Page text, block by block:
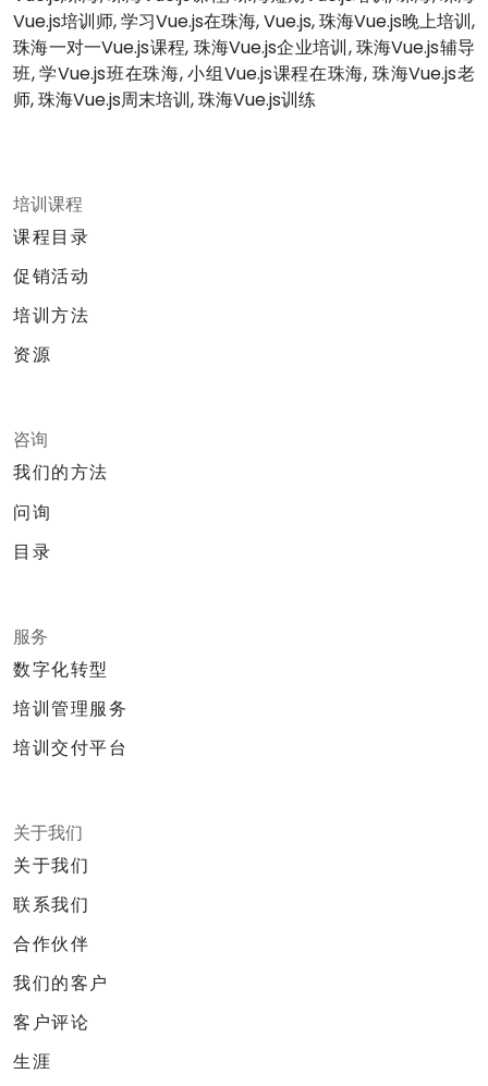
Vue.js培训师, 学习Vue.js在珠海, Vue.js, 珠海Vue.js晚上培训,
珠海一对一Vue.js课程, 珠海Vue.js企业培训, 珠海Vue.js辅导
班, 学Vue.js班在珠海, 小组Vue.js课程在珠海, 珠海Vue.js老
师, 珠海Vue.js周末培训, 珠海Vue.js训练
培训课程
课程目录
促销活动
培训方法
资源
咨询
我们的方法
问询
目录
服务
数字化转型
培训管理服务
培训交付平台
关于我们
关于我们
联系我们
合作伙伴
我们的客户
客户评论
生涯